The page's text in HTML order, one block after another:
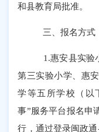
和县教育局批准。
三、报名方式
1.惠安县实验
第三实验小学、惠
学等五所学校（以
事”服务平台报名申
行 ，通过登录闽政通